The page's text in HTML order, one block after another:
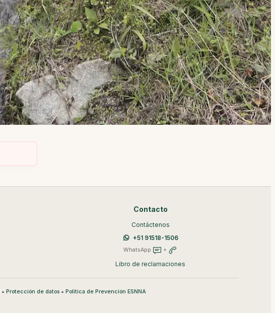
Contacto
Contáctenos
+51 91518-1506
WhatsApp +
Libro de reclamaciones
•Protección de datos •Política de Prevención ESNNA